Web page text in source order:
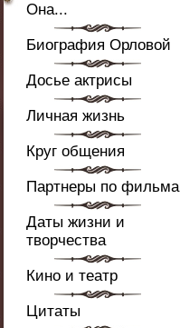
Она...
Биография Орловой
Досье актрисы
Личная жизнь
Круг общения
Партнеры по
Даты жизни и
творчества
Кино и театр
Цитаты